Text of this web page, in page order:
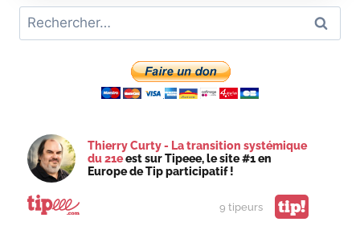
DE
LA
TRANSITION
Rechercher :
Thierry Curty - La transition systémique
du 21eest sur Tipeee, le site #1 en
Europe de Tip participatif !
9 tipeurs tip!